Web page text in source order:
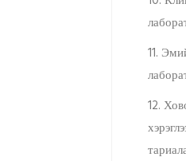
11.
12.